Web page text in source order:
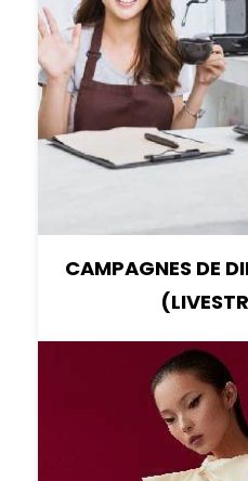
CAMPAGNES DE